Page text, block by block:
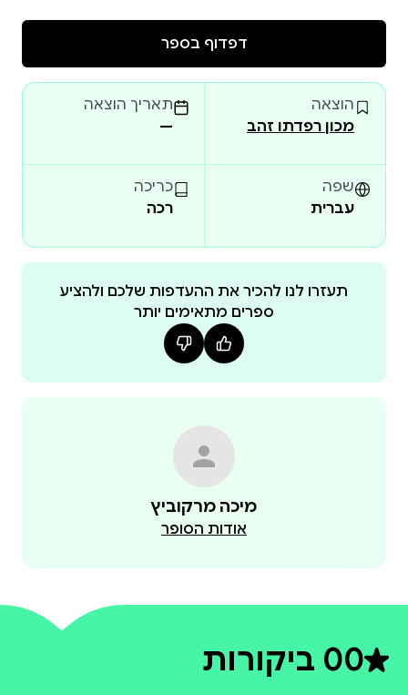
דפדוף בספר
הוצאה
מכון רפדתו זהב
תאריך הוצאה
—
שפה
עברית
כריכה
רכה
תעזרו לנו להכיר את ההעדפות שלכם ולהציע
ספרים מתאימים יותר
מיכה מרקוביץ
אודות הסופר
0דירוג ממוצע 0 מתוך 5
0 ביקורות